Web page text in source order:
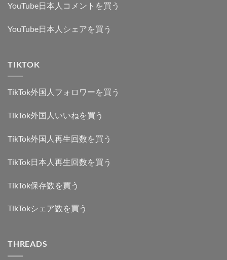
YouTube日本人コメントを買う
YouTube日本人シェアを買う
TIKTOK
TikTok外国人フォロワーを買う
TikTok外国人いいねを買う
TikTok外国人再生回数を買う
TikTok日本人再生回数を買う
TikTok保存数を買う
TikTokシェア数を買う
THREADS